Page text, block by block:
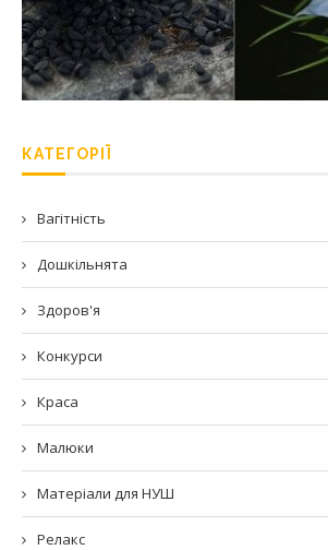
КАТЕГОРІЇ
Вагітність
Дошкільнята
Здоров'я
Конкурси
Краса
Малюки
Матеріали для НУШ
Релакс